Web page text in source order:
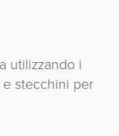
utilizzando i
stecchini per